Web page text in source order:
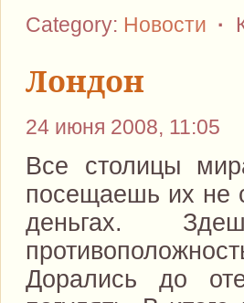
Category: Новости ·
Лондон
24 июня 2008, 11:05
Все столицы
посещаешь их не
деньгах.
Дорались до